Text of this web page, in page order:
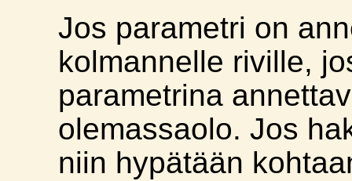
Jos parametri on
kolmannelle riville,
parametrina
olemassaolo. Jos
niin hypätään